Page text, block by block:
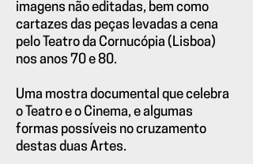
imagens não editadas, bem como
cartazes das peças levadas a cena
pelo Teatro da Cornucópia (Lisboa)
nos anos 70 e 80.
Uma mostra documental que celebra
o Teatro e o Cinema, e algumas
formas possíveis no cruzamento
destas duas Artes.